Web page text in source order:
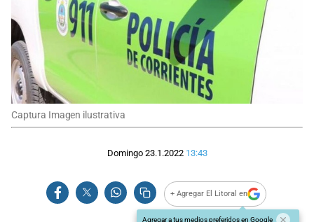
Captura Imagen ilustrativa
Domingo 23.1.2022 13:43
+ Agregar El Litoral en
Agregar a tus medios preferidos en Google